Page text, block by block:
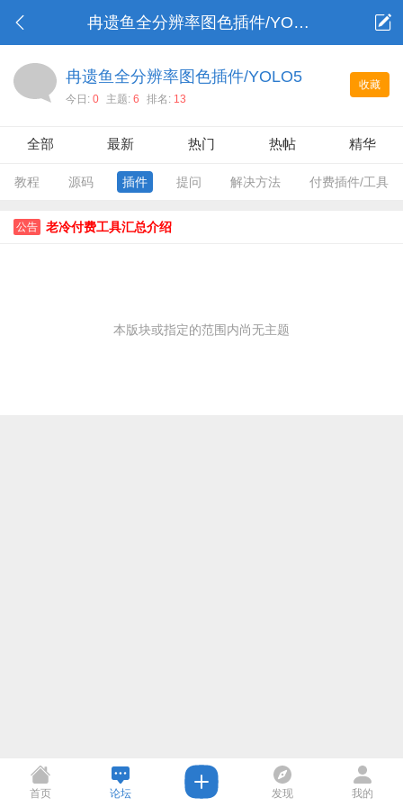
冉遗鱼全分辨率图色插件/YOLO5
收藏
冉遗鱼全分辨率图色插件/YOLO5
今日: 0 主题: 6 排名: 13
全部 最新 热门 热帖 精华
教程 源码 插件 提问 解决方法 付费插件/工具
公告 老冷付费工具汇总介绍
本版块或指定的范围内尚无主题
首页 论坛 发现 我的